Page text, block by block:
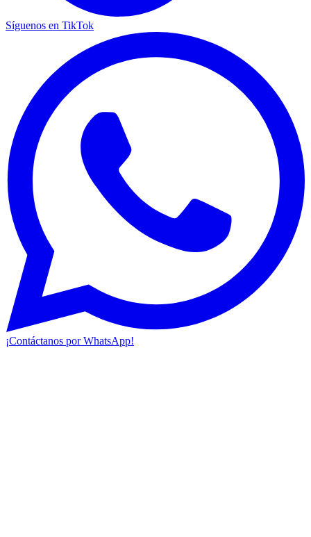
Síguenos en TikTok
¡Contáctanos por WhatsApp!